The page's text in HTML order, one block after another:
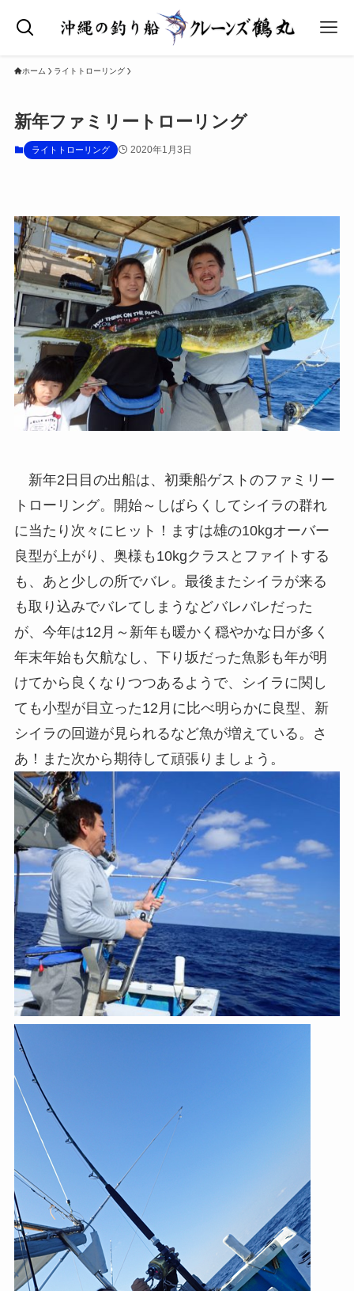
ホーム ライトトローリング
新年ファミリートローリング
ライトトローリング 2020年1月3日
新年2日目の出船は、初乗船ゲストのファミリー
トローリング。開始～しばらくしてシイラの群れ
に当たり次々にヒット！ますは雄の10kgオーバー
良型が上がり、奥様も10kgクラスとファイトする
も、あと少しの所でバレ。最後またシイラが来る
も取り込みでバレてしまうなどバレバレだった
が、今年は12月～新年も暖かく穏やかな日が多く
年末年始も欠航なし、下り坂だった魚影も年が明
けてから良くなりつつあるようで、シイラに関し
ても小型が目立った12月に比べ明らかに良型、新
シイラの回遊が見られるなど魚が増えている。さ
あ！また次から期待して頑張りましょう。